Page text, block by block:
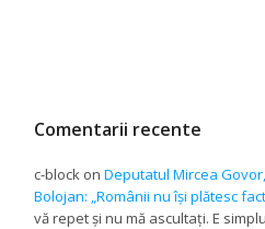
Comentarii recente
c-block onDeputatul Mircea
Bolojan: „Românii nu își plătesc
vă repet și nu mă ascultați. E